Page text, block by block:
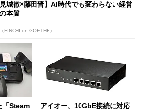
見城徹×藤田晋】AI時代でも変わらない経営
本質
FINCHI on GOETHE）
「Steam
アイオー、10GbE接続に対応